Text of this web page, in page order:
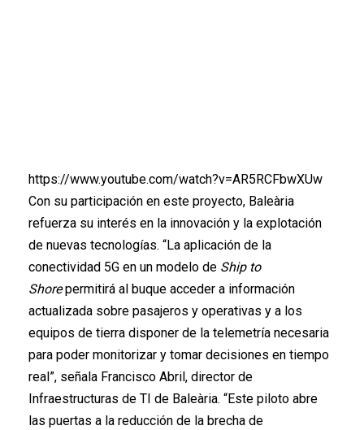
https://www.youtube.com/watch?v=AR5RCFbwXUw
Con su participación en este proyecto, Baleària
refuerza su interés en la innovación y la explotación
de nuevas tecnologías. “La aplicación de la
conectividad 5G en un modelo de Ship to
Shorepermitirá al buque acceder a información
actualizada sobre pasajeros y operativas y a los
equipos de tierra disponer de la telemetría necesaria
para poder monitorizar y tomar decisiones en tiempo
real”, señala Francisco Abril, director de
Infraestructuras de TI de Baleària. “Este piloto abre
las puertas a la reducción de la brecha de